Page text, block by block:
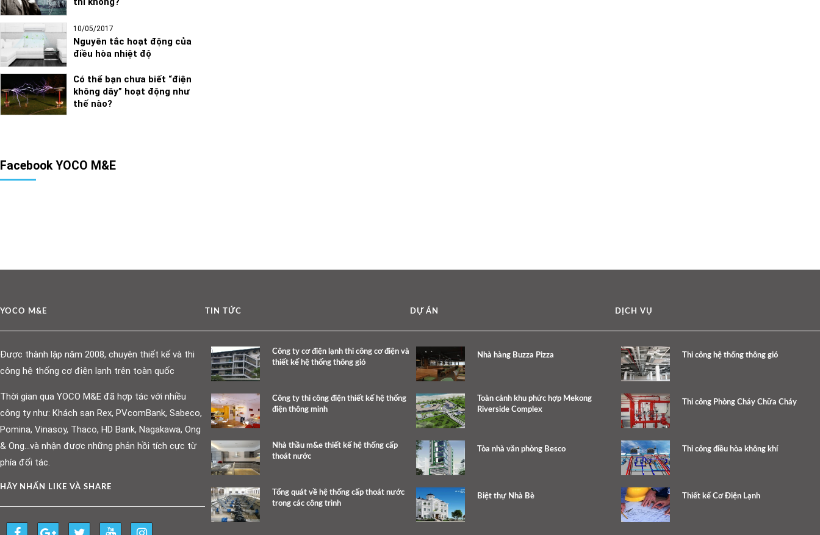
10/05/2017
Nguyên tắc hoạt động của
điều hòa nhiệt độ
Có thể bạn chưa biết “điện
không dây” hoạt động như
thế nào?
Facebook YOCO M&E
YOCO M&E
Được thành lập năm 2008, chuyên thiết kế và thi
công hệ thống cơ điện lạnh trên toàn quốc
Thời gian qua YOCO M&E đã hợp tác với nhiều
công ty như: Khách sạn Rex, PVcomBank, Sabeco,
Pomina, Vinasoy, Thaco, HD Bank, Nagakawa, Ong
& Ong…và nhận được những phản hồi tích cực từ
phía đối tác.
HÃY NHẤN LIKE VÀ SHARE
TIN TỨC
Công ty cơ điện lạnh thi công cơ điện và
thiết kế hệ thống thông gió
Công ty thi công điện thiết kế hệ thống
điện thông minh
Nhà thầu m&e thiết kế hệ thống cấp
thoát nước
Tổng quát về hệ thống cấp thoát nước
trong các công trình
DỰ ÁN
Nhà hàng Buzza Pizza
Toàn cảnh khu phức hợp Mekong
Riverside Complex
Tòa nhà văn phòng Besco
Biệt thự Nhà Bè
DỊCH VỤ
Thi công hệ thống thông gió
Thi công Phòng Cháy Chữa Cháy
Thi công điều hòa không khí
Thiết kế Cơ Điện Lạnh